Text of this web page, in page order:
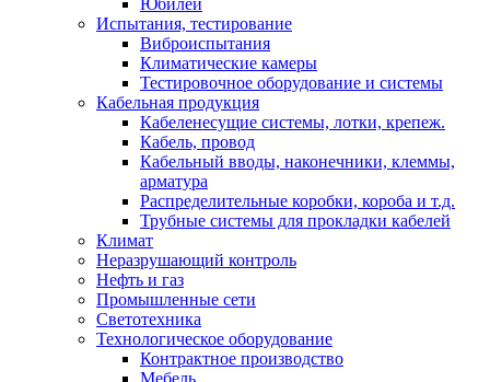
Юбилеи
Испытания, тестирование
Виброиспытания
Климатические камеры
Тестировочное оборудование и системы
Кабельная продукция
Кабеленесущие системы, лотки, крепеж.
Кабель, провод
Кабельный вводы, наконечники, клеммы,
арматура
Распределительные коробки, короба и т.д.
Трубные системы для прокладки кабелей
Климат
Неразрушающий контроль
Нефть и газ
Промышленные сети
Светотехника
Технологическое оборудование
Контрактное производство